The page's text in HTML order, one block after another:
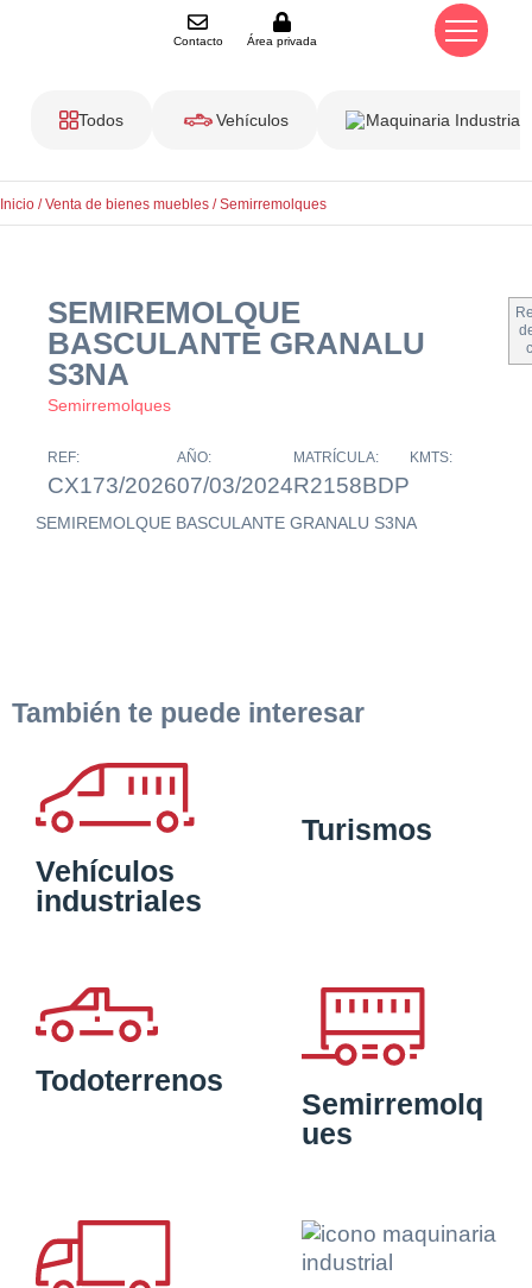
Contacto Área privada
Todos Vehículos Maquinaria Industrial
Inicio /Venta de bienes muebles /Semirremolques
SEMIREMOLQUE
BASCULANTE GRANALU
S3NA
Semirremolques
REF:
CX173/2026
AÑO:
07/03/2024
MATRÍCULA:
R2158BDP
KMTS:
SEMIREMOLQUE BASCULANTE GRANALU S3NA
También te puede interesar
Vehículos
industriales
Turismos
Todoterrenos
Semirremolq
ues